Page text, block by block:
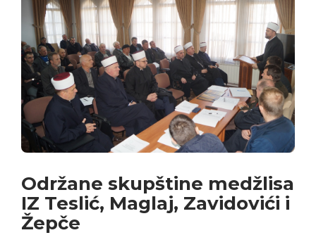
Održane skupštine medžlisa
IZ Teslić, Maglaj, Zavidovići i
Žepče